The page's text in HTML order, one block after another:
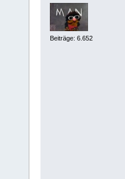
Beiträge: 6.652